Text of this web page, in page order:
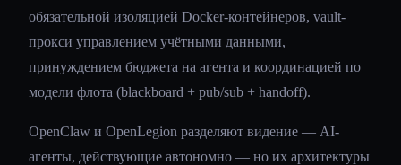
обязательной изоляцией Docker-контейнеров, vault-
прокси управлением учётными данными,
принуждением бюджета на агента и координацией по
модели флота (blackboard + pub/sub + handoff).
OpenClaw и OpenLegion разделяют видение — AI-
агенты, действующие автономно — но их архитектуры